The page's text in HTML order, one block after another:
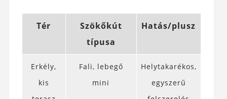
Tér
Szökőkút
típusa
Hatás/plusz
Erkély,
kis
Fali, lebegő
mini
Helytakarékos,
egyszerű